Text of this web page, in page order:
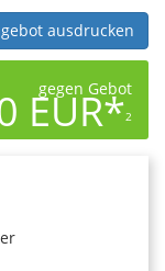
ausdrucken
gegen Gebot
EUR*2